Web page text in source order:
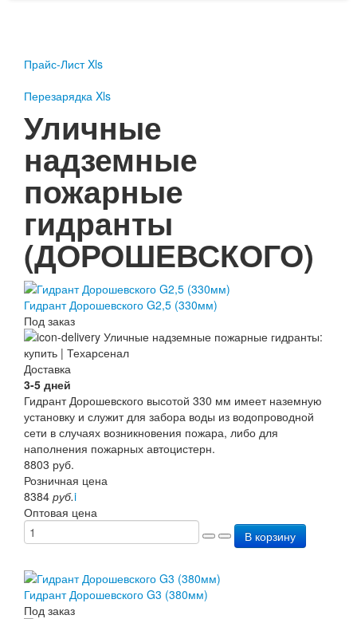
Перезарядка ОП
Перезарядка ОВП
Доставка
Оплата
Гарантии
О нас
Статьи
Публичная оферта
Сертификаты
Вопрос-Ответ
Контакты
Пожарное оборудование
Перезарядка
Перезарядка ОП
Перезарядка ОУ
Перезарядка ОВП
Доставка
Оплата
Гарантии
О нас
Статьи
Публичная оферта
Сертификаты
Вопрос-Ответ
Прайс-Лист Xls
Перезарядка Xls
Уличные
надземные
пожарные
гидранты
(ДОРОШЕВСКОГО)
Гидрант Дорошевского G2,5 (330мм)
Под заказ
Доставка
3-5 дней
Гидрант Дорошевского высотой 330 мм имеет наземную
установку и служит для забора воды из водопроводной
сети в случаях возникновения пожара, либо для
наполнения пожарных автоцистерн.
8803 руб.
Розничная цена
8384 руб.i
Оптовая цена
В корзину
Гидрант Дорошевского G3 (380мм)
Под заказ